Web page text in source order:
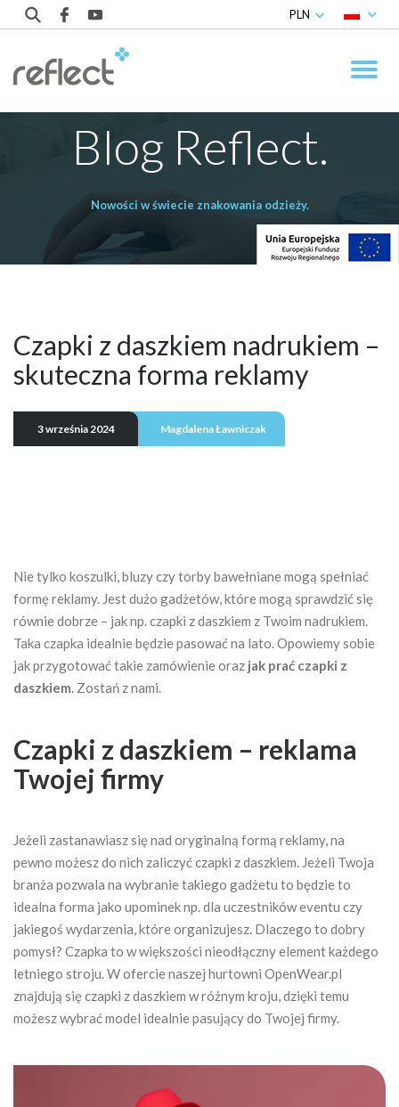
PLN
Blog Reflect.
Nowości w świecie znakowania odzieży.
Czapki z daszkiem nadrukiem –
skuteczna forma reklamy
3 września 2024 Magdalena Ławniczak
Nie tylko koszulki, bluzy czy torby bawełniane mogą spełniać
formę reklamy. Jest dużo gadżetów, które mogą sprawdzić się
równie dobrze – jak np. czapki z daszkiem z Twoim nadrukiem.
Taka czapka idealnie będzie pasować na lato. Opowiemy sobie
jak przygotować takie zamówienie oraz jak prać czapki z
daszkiem. Zostań z nami.
Czapki z daszkiem – reklama
Twojej firmy
Jeżeli zastanawiasz się nad oryginalną formą reklamy, na
pewno możesz do nich zaliczyć czapki z daszkiem. Jeżeli Twoja
branża pozwala na wybranie takiego gadżetu to będzie to
idealna forma jako upominek np. dla uczestników eventu czy
jakiegoś wydarzenia, które organizujesz. Dlaczego to dobry
pomysł? Czapka to w większości nieodłączny element każdego
letniego stroju. W ofercie naszej hurtowni OpenWear.pl
znajdują się czapki z daszkiem w różnym kroju, dzięki temu
możesz wybrać model idealnie pasujący do Twojej firmy.